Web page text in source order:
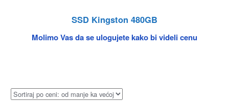
SSD Kingston 480GB
Molimo Vas da se ulogujete kako bi videli cenu